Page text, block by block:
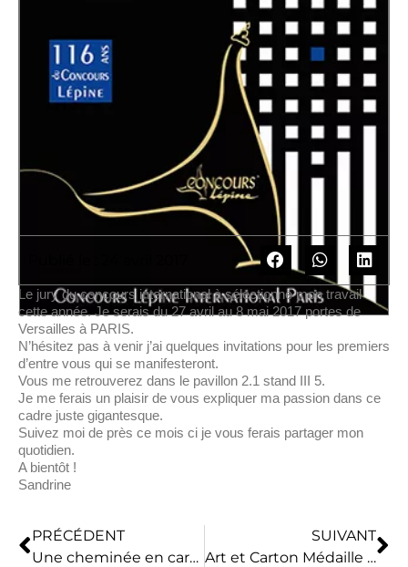
Le jury du concours international à sélectionné mon travail
cette année. Je serais du 27 avril au 8 mai 2017 portes de
Versailles à PARIS.
N’hésitez pas à venir j’ai quelques invitations pour les premiers
d’entre vous qui se manifesteront.
Vous me retrouverez dans le pavillon 2.1 stand III 5.
Je me ferais un plaisir de vous expliquer ma passion dans ce
cadre juste gigantesque.
Suivez moi de près ce mois ci je vous ferais partager mon
quotidien.
A bientôt !
Sandrine
PRÉCÉDENT
Une cheminée en carton
SUIVANT
Art et Carton Médaille d’argent au concours Lépine international de Paris en 2017